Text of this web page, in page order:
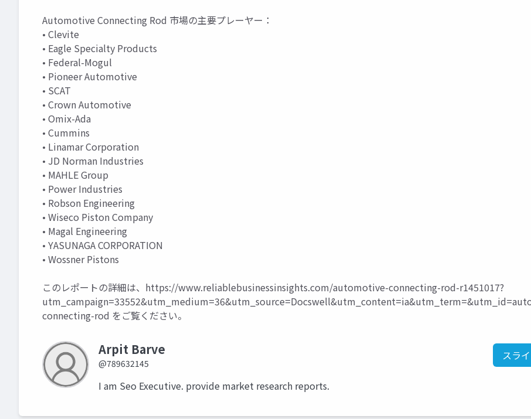
Automotive Connecting Rod 市場の主要プレーヤー：
• Clevite
• Eagle Specialty Products
• Federal-Mogul
• Pioneer Automotive
• SCAT
• Crown Automotive
• Omix-Ada
• Cummins
• Linamar Corporation
• JD Norman Industries
• MAHLE Group
• Power Industries
• Robson Engineering
• Wiseco Piston Company
• Magal Engineering
• YASUNAGA CORPORATION
• Wossner Pistons
このレポートの詳細は、 https://www.reliablebusinessinsights.com/automotive-connecting-rod-r1451017?
connecting-rod をご覧ください。
Arpit Barve
@789632145
スラ
I am Seo Executive. provide market research reports.